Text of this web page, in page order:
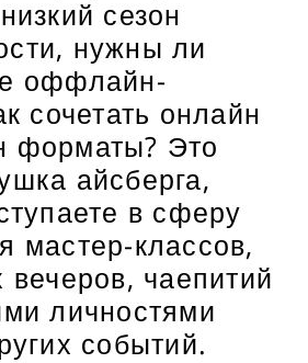
сезон
нужны ли
оффлайн-
сочетать онлайн
форматы? Это
айсберга,
в сферу
мастер-классов,
вечеров, чаепитий
личностями
событий.